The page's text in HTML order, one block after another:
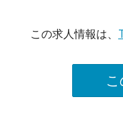
この求人情報は、